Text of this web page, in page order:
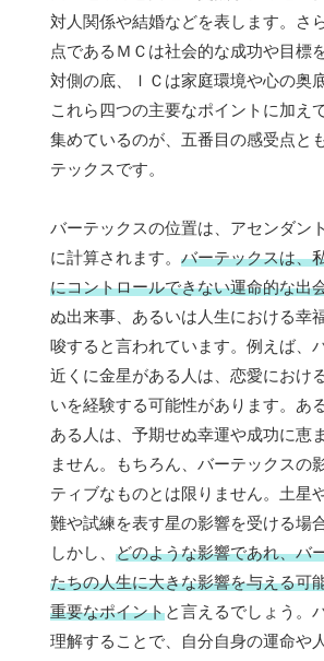
対人関係や結婚などを表します。さ
点であるＭＣは社会的な成功や目標
対側の底、ＩＣは家庭環境や心の奥
これら四つの主要なポイントに加え
集めているのが、五番目の感受点と
テックスです。
バーテックスの位置は、アセンダン
に計算されます。 バーテックスは、
にコントロールできない運命的な出
ぬ出来事、あるいは人生における幸
唆すると言われています。例えば、
近くに金星がある人は、恋愛におけ
いを経験する可能性があります。あ
ある人は、予期せぬ幸運や成功に恵
ません。もちろん、バーテックスの
ティブなものとは限りません。土星
難や試練を表す星の影響を受ける場
しかし、 どのような影響であれ、バ
たちの人生に大きな影響を与える可
重要なポイントと言えるでしょう。
理解することで、自分自身の運命や